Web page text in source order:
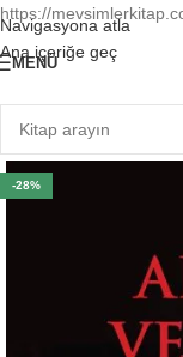
https://
Navigasyona atla
Ana içeriğe geç
MENÜ
-28%